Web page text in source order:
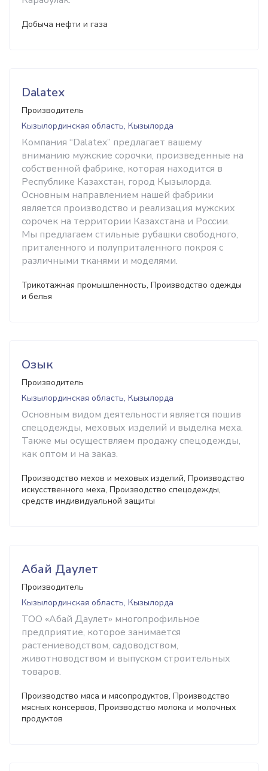
Добыча нефти и газа
Dalatex
Производитель
Кызылординская область, Кызылорда
Компания “Dalatex” предлагает вашему
вниманию мужские сорочки, произведенные на
собственной фабрике, которая находится в
Республике Казахстан, город Кызылорда.
Основным направлением нашей фабрики
является производство и реализация мужских
сорочек на территории Казахстана и России.
Мы предлагаем стильные рубашки свободного,
приталенного и полуприталенного покроя с
различными тканями и моделями.
Трикотажная промышленность, Производство одежды
и белья
Озык
Производитель
Кызылординская область, Кызылорда
Основным видом деятельности является пошив
спецодежды, меховых изделий и выделка меха.
Также мы осуществляем продажу спецодежды,
как оптом и на заказ.
Производство мехов и меховых изделий, Производство
искусственного меха, Производство спецодежды,
средств индивидуальной защиты
Абай Даулет
Производитель
Кызылординская область, Кызылорда
ТОО «Абай Даулет» многопрофильное
предприятие, которое занимается
растениеводством, садоводством,
животноводством и выпуском строительных
товаров.
Производство мяса и мясопродуктов, Производство
мясных консервов, Производство молока и молочных
продуктов